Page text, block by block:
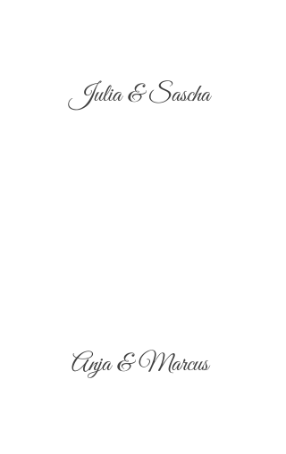
Julia & Sascha
Anja & Marcus